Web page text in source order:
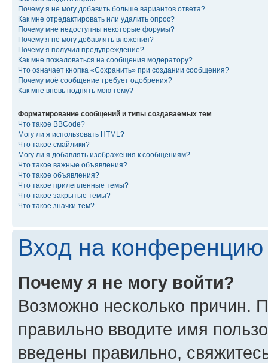
Почему я не могу добавить больше вариантов ответа?
Как мне отредактировать или удалить опрос?
Почему мне недоступны некоторые форумы?
Почему я не могу добавлять вложения?
Почему я получил предупреждение?
Как мне пожаловаться на сообщения модератору?
Что означает кнопка «Сохранить» при создании сообщения?
Почему моё сообщение требует одобрения?
Как мне вновь поднять мою тему?
Форматирование сообщений и типы создаваемых тем
Что такое BBCode?
Могу ли я использовать HTML?
Что такое смайлики?
Могу ли я добавлять изображения к сообщениям?
Что такое важные объявления?
Что такое объявления?
Что такое прилепленные темы?
Что такое закрытые темы?
Что такое значки тем?
Вход на конференцию
Почему я не могу войти?
Возможно несколько причин.
правильно вводите имя
введены правильно,